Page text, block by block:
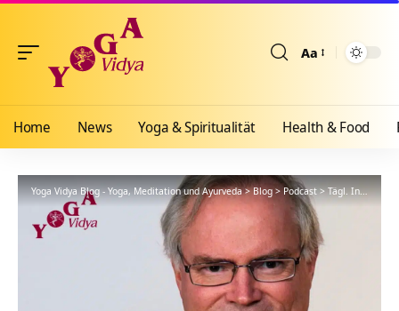
Aa
Home News Yoga & Spiritualität Health & Food
Yoga Vidya Blog - Yoga, Meditation und Ayurveda>Blog>Podcast>Tägl. Inspiration